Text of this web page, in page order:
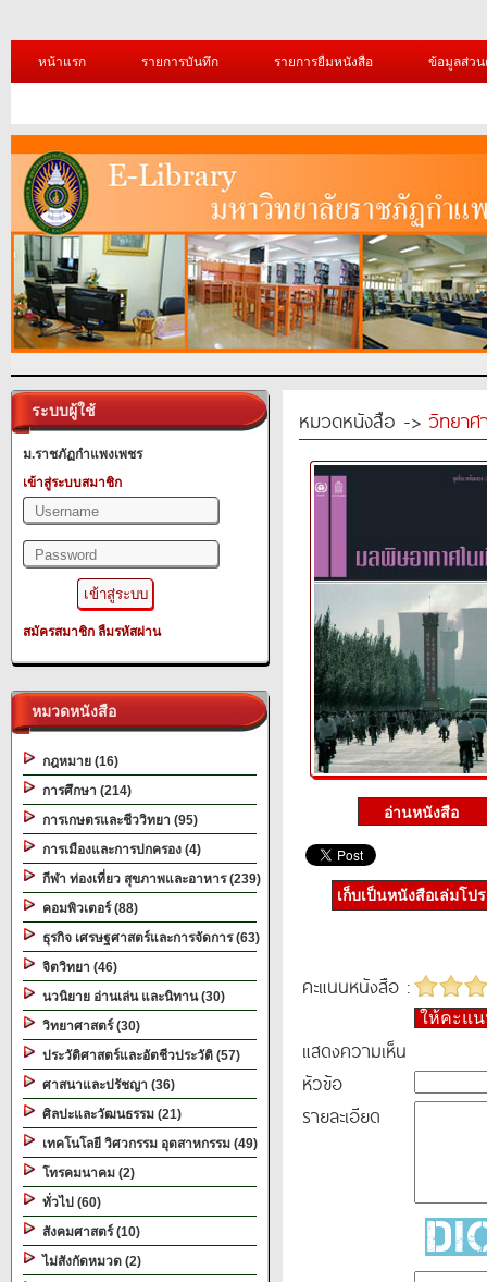
หน้าแรก รายการบันทึก รายการยืมหนังสือ ข้อมูลส่ว
ระบบผู้ใช้
ม.ราชภัฏกำแพงเพชร
เข้าสู่ระบบสมาชิก
สมัครสมาชิก ลืมรหัสผ่าน
หมวดหนังสือ
กฎหมาย (16)
การศึกษา (214)
การเกษตรและชีววิทยา (95)
การเมืองและการปกครอง (4)
กีฬา ท่องเที่ยว สุขภาพและอาหาร (239)
คอมพิวเตอร์ (88)
ธุรกิจ เศรษฐศาสตร์และการจัดการ (63)
จิตวิทยา (46)
นวนิยาย อ่านเล่น และนิทาน (30)
วิทยาศาสตร์ (30)
ประวัติศาสตร์และอัตชีวประวัติ (57)
ศาสนาและปรัชญา (36)
ศิลปะและวัฒนธรรม (21)
เทคโนโลยี วิศวกรรม อุตสาหกรรม (49)
โทรคมนาคม (2)
ทั่วไป (60)
สังคมศาสตร์ (10)
ไม่สังกัดหมวด (2)
หมวดหนังสือ -> วิทยาศ
เก็บเป็นหนังสือเล่มโป
คะแนนหนังสือ :
ให้คะแ
แสดงความเห็น
หัวข้อ
รายละเอียด